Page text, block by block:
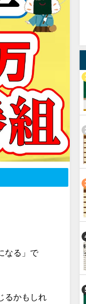
なる」で
るかもしれ